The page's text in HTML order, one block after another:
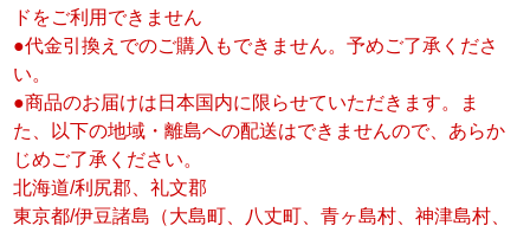
ドをご利用できません
●代金引換えでのご購入もできません。予めご了承くださ
い。
●商品のお届けは日本国内に限らせていただきます。ま
た、以下の地域・離島への配送はできませんので、あらか
じめご了承ください。
北海道/利尻郡、礼文郡
東京都/伊豆諸島（大島町、八丈町、青ヶ島村、神津島村、